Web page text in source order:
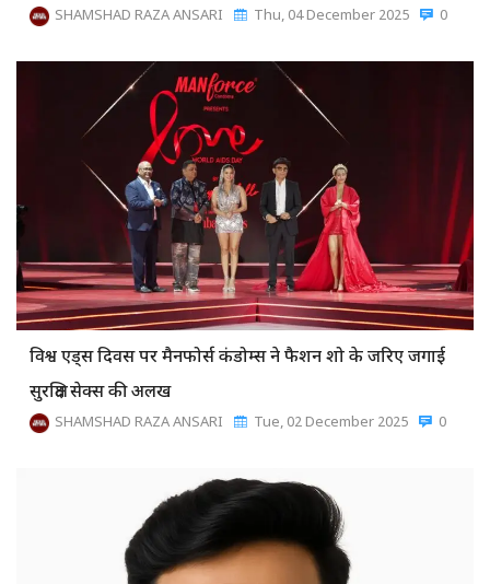
SHAMSHAD RAZA ANSARI Thu, 04 December 2025 0
विश्व एड्स दिवस पर मैनफोर्स कंडोम्स ने फैशन शो के जरिए जगाई
सुरक्षित सेक्स की अलख
SHAMSHAD RAZA ANSARI Tue, 02 December 2025 0